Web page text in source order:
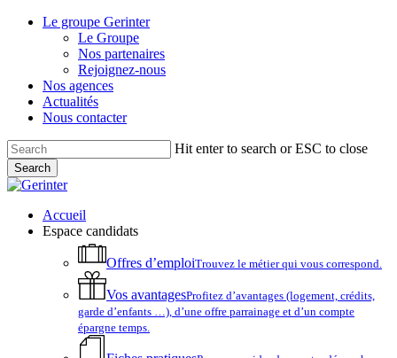
Skip
Le groupe Gerinter
Le Groupe
Nos partenaires
Rejoignez-nous
Nos agences
Actualités
Nous contacter
Hit enter to search or ESC to close
Search
Close
account
Menu
Accueil
Espace candidats
Offres d’emploiTrouvez le métier qui vous correspond.
Vos avantagesProfitez d’avantages (logement, crédits,
garde d’enfants …), d’une offre parrainage et d’un compte
épargne temps.